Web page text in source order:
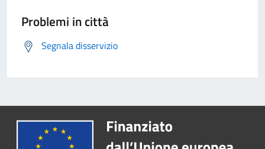
Problemi in città
Segnala disservizio